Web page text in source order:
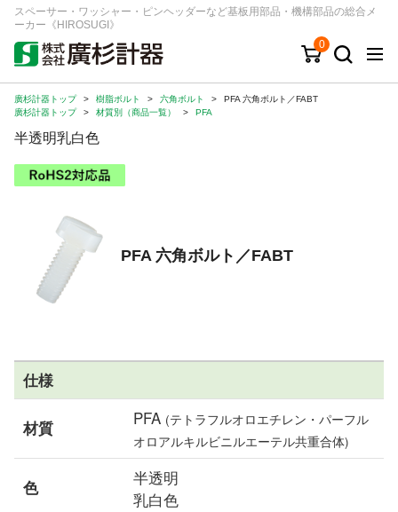
スペーサー・ワッシャー・ピンヘッダーなど基板用部品・機構部品の総合メ
ーカー《HIROSUGI》
0
キーワード 品番/シリーズ
商品カテゴリから探す
ログイン
注文・見積りについて
会社情報
廣杉計器トップ > 樹脂ボルト > 六角ボルト >
PFA 六角ボルト／FABT
廣杉計器トップ
> 材質別（商品一覧） > PFA
半透明乳白色
PFA 六角ボルト／FABT
仕様
材質 PFA (テトラフルオロエチレン・パーフル
オロアルキルビニルエーテル共重合体)
色
半透明
乳白色